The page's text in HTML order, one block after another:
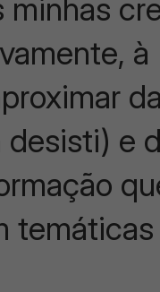
desisti) e